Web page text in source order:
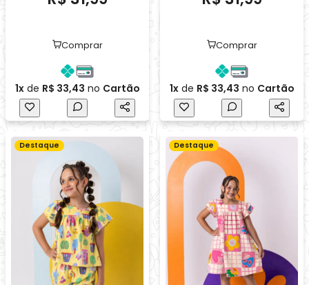
Loja - Conjunto Duda
Amarelo Casinha
R$ 34,99
Loja - Vestido Lari Flor-Sol
R$ 29,99